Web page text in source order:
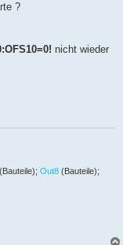
?
nicht wieder
(Bauteile); Out8 (Bauteile);